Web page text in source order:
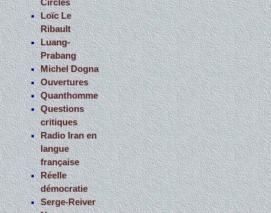
Circles
Loïc Le
Ribault
Luang-
Prabang
Michel Dogna
Ouvertures
Quanthomme
Questions
critiques
Radio Iran en
langue
française
Réelle
démocratie
Serge-Reiver